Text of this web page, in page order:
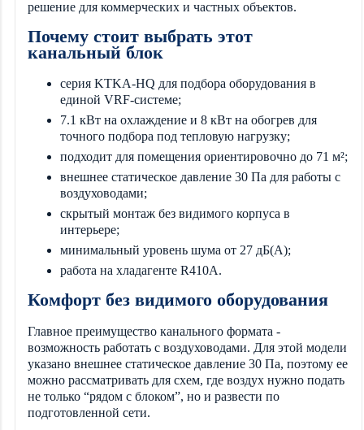
решение для коммерческих и частных объектов.
Почему стоит выбрать этот
канальный блок
серия KTKA-HQ для подбора оборудования в
единой VRF-системе;
7.1 кВт на охлаждение и 8 кВт на обогрев для
точного подбора под тепловую нагрузку;
подходит для помещения ориентировочно до 71 м²;
внешнее статическое давление 30 Па для работы с
воздуховодами;
скрытый монтаж без видимого корпуса в
интерьере;
минимальный уровень шума от 27 дБ(А);
работа на хладагенте R410A.
Комфорт без видимого оборудования
Главное преимущество канального формата -
возможность работать с воздуховодами. Для этой модели
указано внешнее статическое давление 30 Па, поэтому ее
можно рассматривать для схем, где воздух нужно подать
не только “рядом с блоком”, но и развести по
подготовленной сети.